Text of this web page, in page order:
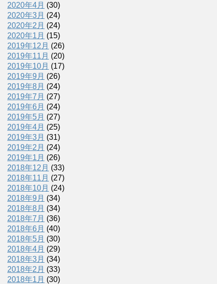
2020年4月 (30)
2020年3月 (24)
2020年2月 (24)
2020年1月 (15)
2019年12月 (26)
2019年11月 (20)
2019年10月 (17)
2019年9月 (26)
2019年8月 (24)
2019年7月 (27)
2019年6月 (24)
2019年5月 (27)
2019年4月 (25)
2019年3月 (31)
2019年2月 (24)
2019年1月 (26)
2018年12月 (33)
2018年11月 (27)
2018年10月 (24)
2018年9月 (34)
2018年8月 (34)
2018年7月 (36)
2018年6月 (40)
2018年5月 (30)
2018年4月 (29)
2018年3月 (34)
2018年2月 (33)
2018年1月 (30)